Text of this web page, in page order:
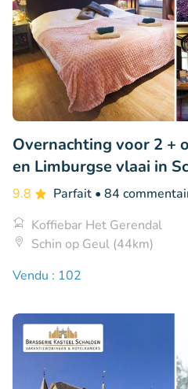
Overnachting voor 2 +
en Limburgse vlaai in
9.8 Parfait • 84
Koffiebar Het Gerendal
Schin op Geul (44km)
Vendu : 102